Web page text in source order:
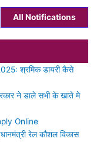
All Notifications
श्रमिक डायरी कैसे
ने डाले सभी के खाते मे
Online
रेल कौशल विकास